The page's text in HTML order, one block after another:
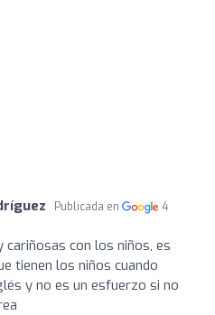
Publicada en
4
cariñosas con los niños, es
tienen los niños cuando
y no es un esfuerzo si no